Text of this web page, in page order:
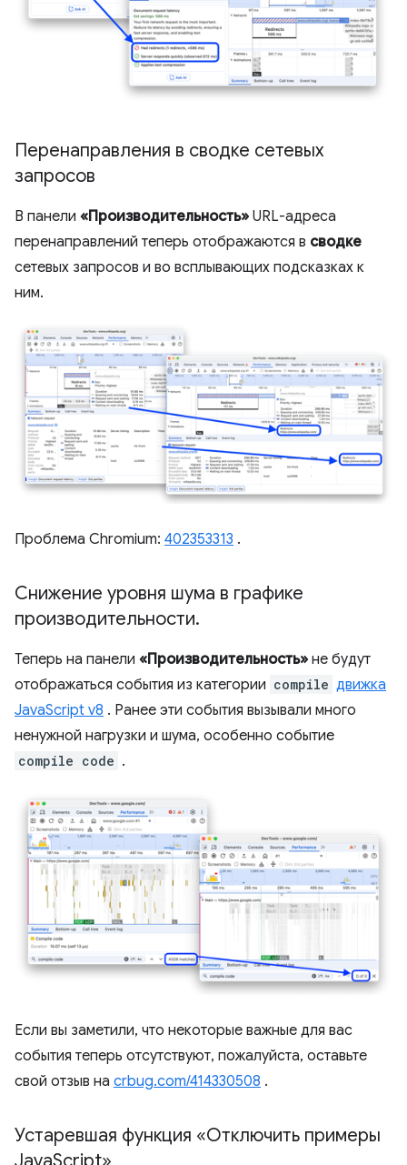
Перенаправления в сводке сетевых
запросов
В панели «Производительность» URL-адреса
перенаправлений теперь отображаются в сводке
сетевых запросов и во всплывающих подсказках к
ним.
Проблема Chromium: 402353313 .
Снижение уровня шума в графике
производительности.
Теперь на панели «Производительность» не будут
отображаться события из категории compile движка
JavaScript v8 . Ранее эти события вызывали много
ненужной нагрузки и шума, особенно событие
compile code .
Если вы заметили, что некоторые важные для вас
события теперь отсутствуют, пожалуйста, оставьте
свой отзыв на crbug.com/414330508 .
Устаревшая функция «Отключить примеры